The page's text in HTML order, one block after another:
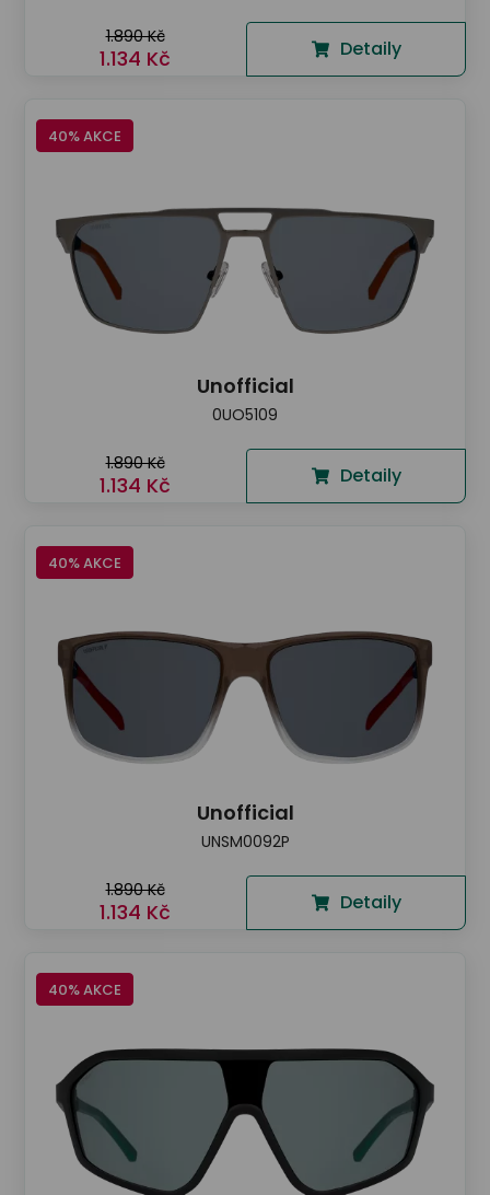
1.890 Kč
1.134 Kč Detaily
40% AKCE
Unofficial
0UO5109
1.890 Kč
1.134 Kč Detaily
40% AKCE
Unofficial
UNSM0092P
1.890 Kč
1.134 Kč Detaily
40% AKCE